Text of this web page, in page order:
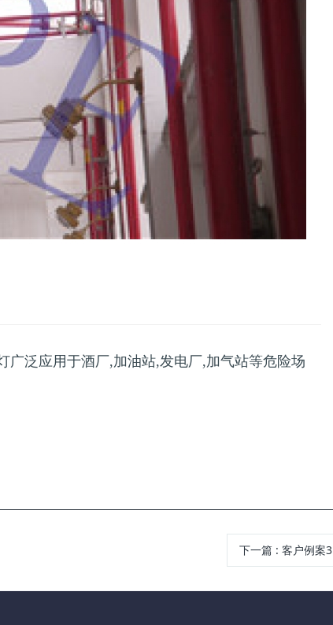
广泛应用于酒厂,加油站,发电厂,加气站等危险场
下一篇 :客户例案3